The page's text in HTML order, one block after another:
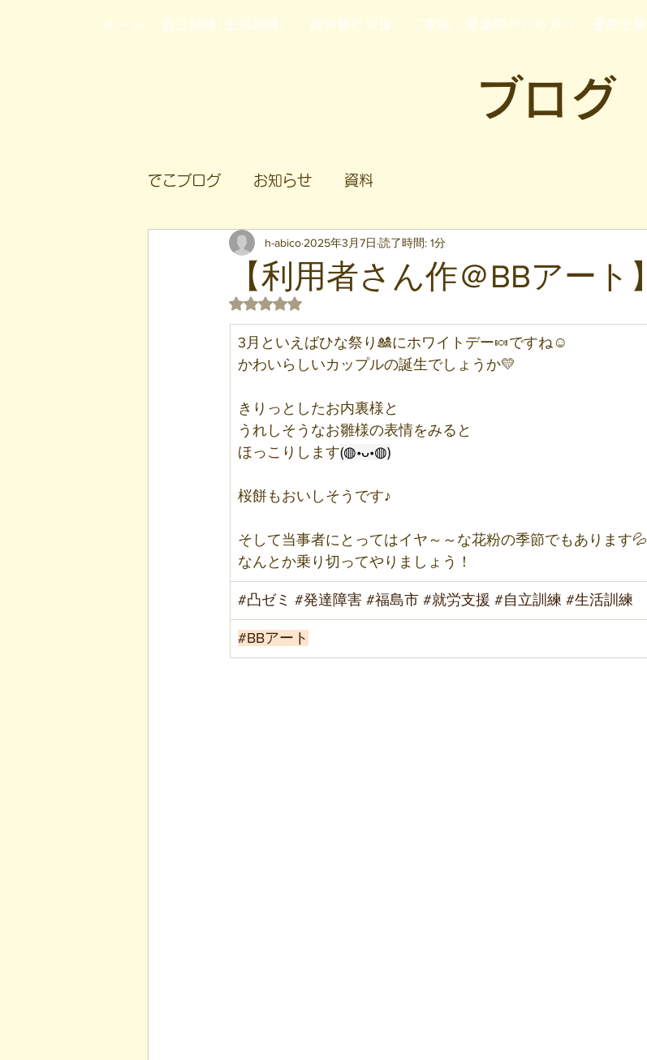
ホーム 自立訓練(生活訓練) 就労移行支援 ご家族・発達障がいの方へ 運営企業
ブログ
でこブログ お知らせ 資料
【利用者さん作＠BBアート】
h-abico 2025年3月7日 読了時間: 1分
5つ星のうちNaNと評価されています。
3月といえばひな祭り🎎にホワイトデー🍬ですね☺
かわいらしいカップルの誕生でしょうか💛
きりっとしたお内裏様と
うれしそうなお雛様の表情をみると
ほっこりします(◍•ᴗ•◍)
桜餅もおいしそうです♪
そして当事者にとってはイヤ～～な花粉の季節でもあります💦
なんとか乗り切ってやりましょう！
#凸ゼミ #発達障害 #福島市 #就労支援 #自立訓練 #生活訓練
#BBアート